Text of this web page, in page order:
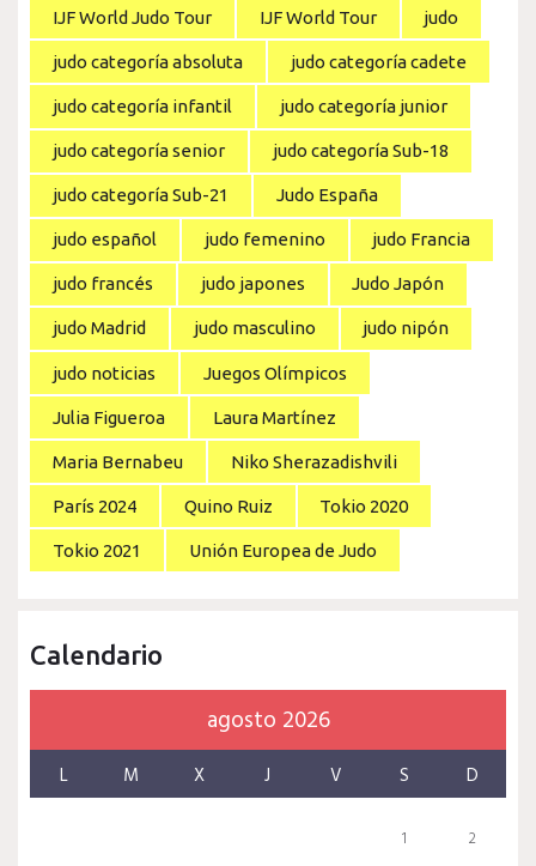
IJF World Judo Tour IJF World Tour judo
judo categoría absoluta judo categoría cadete
judo categoría infantil judo categoría junior
judo categoría senior judo categoría Sub-18
judo categoría Sub-21 Judo España
judo español judo femenino judo Francia
judo francés judo japones Judo Japón
judo Madrid judo masculino judo nipón
judo noticias Juegos Olímpicos
Julia Figueroa Laura Martínez
Maria Bernabeu Niko Sherazadishvili
París 2024 Quino Ruiz Tokio 2020
Tokio 2021 Unión Europea de Judo
Calendario
agosto 2026
L M X J V S D
1 2